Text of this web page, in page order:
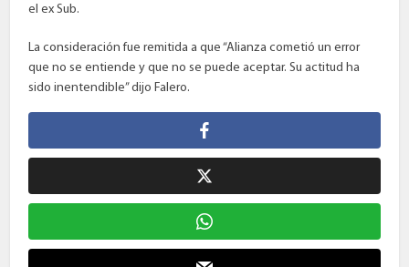
el ex Sub.
La consideración fue remitida a que “Alianza cometió un error
que no se entiende y que no se puede aceptar. Su actitud ha
sido inentendible” dijo Falero.